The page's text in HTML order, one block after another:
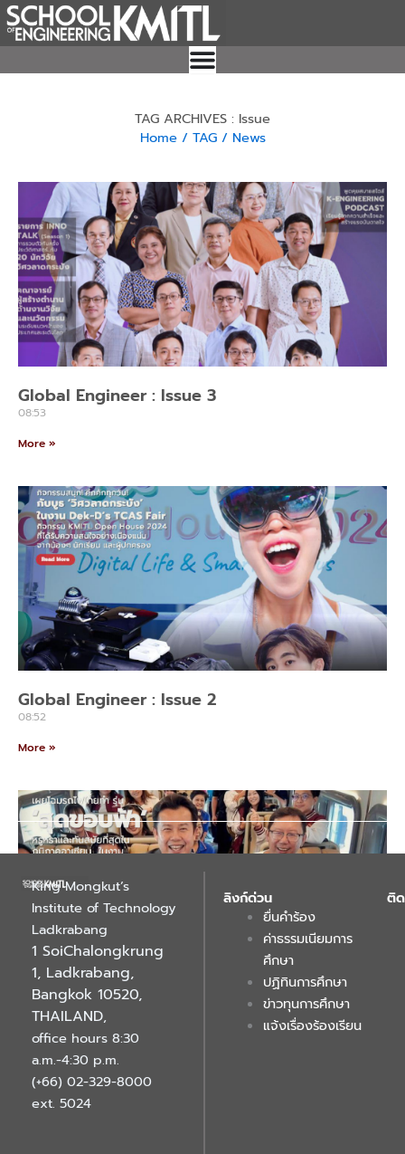
Skip
to
TAG ARCHIVES : Issue
Home / TAG / News
Global Engineer : Issue 3
08:53
More »
Global Engineer : Issue 2
08:52
More »
Global Engineer : Issue 1
07:57
King Mongkut’s
Institute of Technology
Ladkrabang
1 SoiChalongkrung
1, Ladkrabang,
Bangkok 10520,
THAILAND,
office hours 8:30
a.m.-4:30 p.m.
(+66) 02-329-8000
ext. 5024
ลิงก์ด่วน
ยื่นคำร้อง
ค่าธรรมเนียมการ
ศึกษา
ปฏิทินการศึกษา
ข่าวทุนการศึกษา
แจ้งเรื่องร้องเรียน
ติ